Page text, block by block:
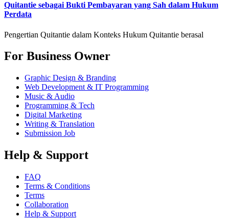
Quitantie sebagai Bukti Pembayaran yang Sah dalam Hukum
Perdata
Pengertian Quitantie dalam Konteks Hukum Quitantie berasal
For Business Owner
Graphic Design & Branding
Web Development & IT Programming
Music & Audio
Programming & Tech
Digital Marketing
Writing & Translation
Submission Job
Help & Support
FAQ
Terms & Conditions
Terms
Collaboration
Help & Support